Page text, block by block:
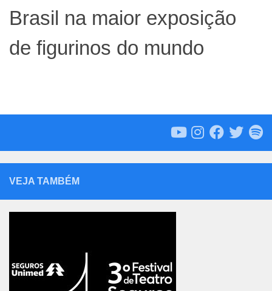
Brasil na maior exposição
de figurinos do mundo
VEJA TAMBÉM